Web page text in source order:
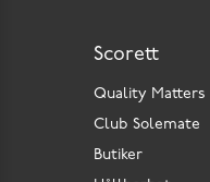
Scorett
Quality Matters
Club Solemate
Butiker